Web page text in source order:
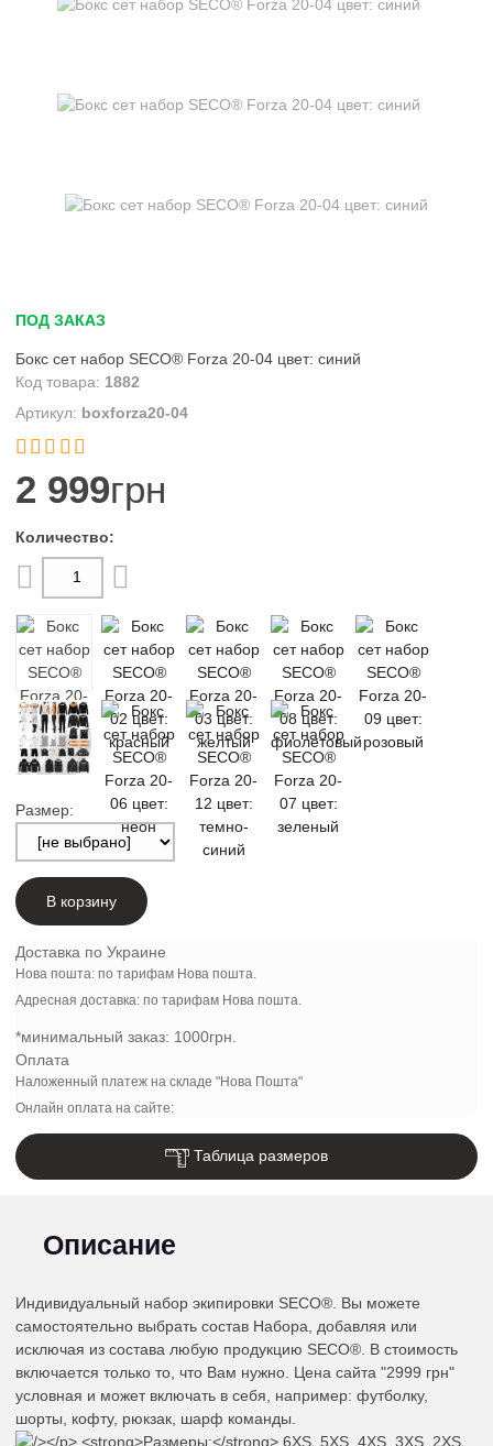
ПОД ЗАКАЗ
Бокс сет набор SECO® Forza 20-04 цвет: синий
1882
boxforza20-04


2 999грн
Размер:
В корзину
Доставка по Украине
Нова пошта: по тарифам Нова пошта.
Адресная доставка: по тарифам Нова пошта.
*минимальный заказ: 1000грн.
Оплата
Наложенный платеж на складе "Нова Пошта"
Онлайн оплата на сайте:
Таблица размеров
Описание
Индивидуальный набор экипировки SECO®. Вы можете
самостоятельно выбрать состав Набора, добавляя или
исключая из состава любую продукцию SECO®. В стоимость
включается только то, что Вам нужно. Цена сайта "2999 грн"
условная и может включать в себя, например: футболку,
шорты, кофту, рюкзак, шарф команды.